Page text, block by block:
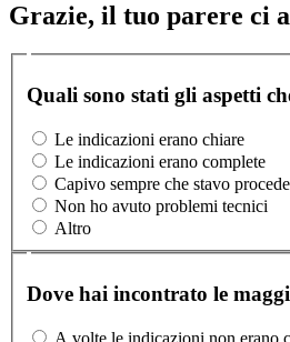
Grazie, il tuo parere ci
Quali sono stati gli aspetti
Le indicazioni erano chiare
Le indicazioni erano complete
Capivo sempre che stavo
Non ho avuto problemi tecnici
Altro
Dove hai incontrato le